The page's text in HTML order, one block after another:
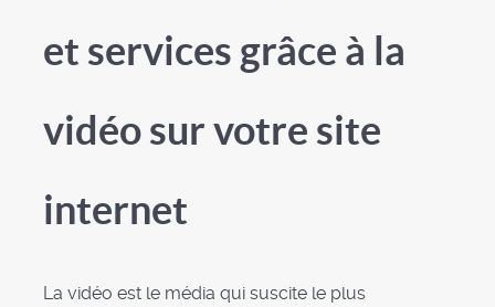
et services grâce à la
vidéo sur votre site
internet
La vidéo est le média qui suscite le plus